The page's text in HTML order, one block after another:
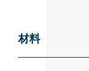
材料